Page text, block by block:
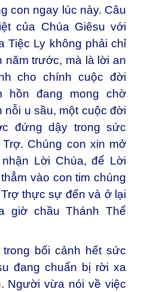
con ngay lúc này. Câu
của Chúa Giêsu với
Tiệc Ly không phải chỉ
năm trước, mà là lời an
cho chính cuộc đời
hồn đang mong chờ
u sầu, một cuộc đời
đứng dậy trong sức
Chúng con xin mở
Lời Chúa, để Lời
vào con tim chúng
thực sự đến và ở lại
giờ chầu Thánh Thể
bối cảnh hết sức
đang chuẩn bị rời xa
Người vừa nói về việc